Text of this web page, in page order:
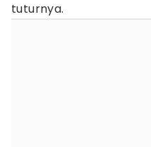
tuturnya.